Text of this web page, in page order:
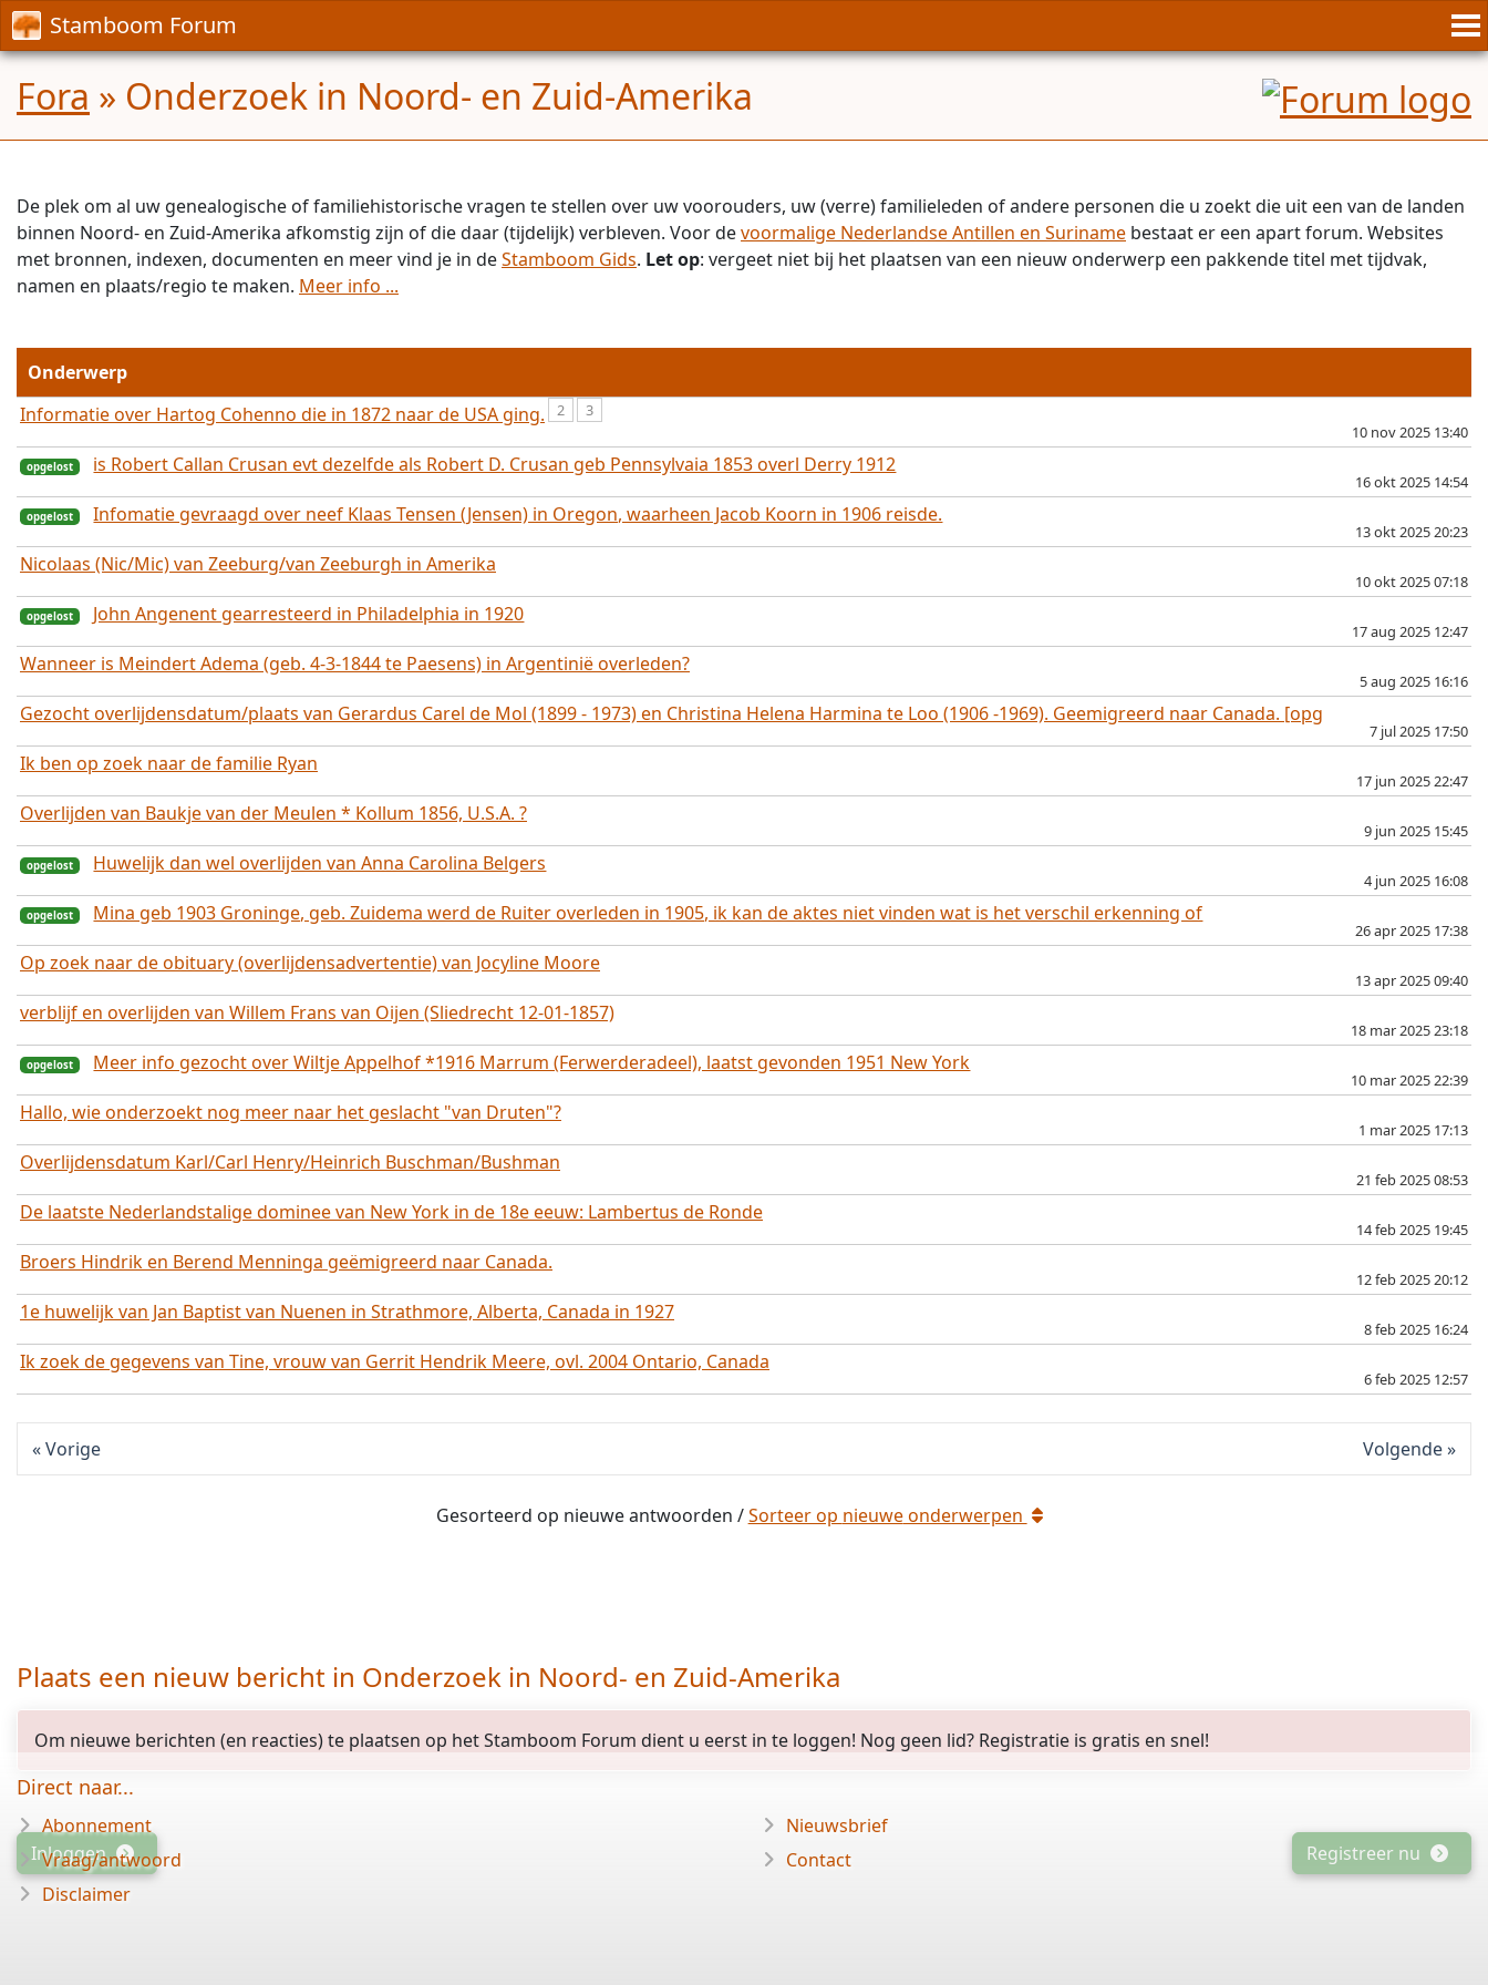
Stamboom Forum
Fora » Onderzoek in Noord- en Zuid-Amerika
De plek om al uw genealogische of familiehistorische vragen te stellen over uw voorouders, uw (verre) familieleden of andere personen die u zoekt die uit een van de landen
binnen Noord- en Zuid-Amerika afkomstig zijn of die daar (tijdelijk) verbleven. Voor devoormalige Nederlandse Antillen en Suriname bestaat er een apart forum. Websites
met bronnen, indexen, documenten en meer vind je in deStamboom Gids. Let op: vergeet niet bij het plaatsen van een nieuw onderwerp een pakkende titel met tijdvak,
namen en plaats/regio te maken. Meer info ...
Onderwerp
Informatie over Hartog Cohenno die in 1872 naar de USA ging.
2
3
10 nov 2025 13:40
is Robert Callan Crusan evt dezelfde als Robert D. Crusan geb Pennsylvaia 1853 overl Derry 1912
16 okt 2025 14:54
opgelost
Infomatie gevraagd over neef Klaas Tensen (Jensen) in Oregon, waarheen Jacob Koorn in 1906 reisde.
13 okt 2025 20:23
Nicolaas (Nic/Mic) van Zeeburg/van Zeeburgh in Amerika
10 okt 2025 07:18
opgelost
John Angenent gearresteerd in Philadelphia in 1920
17 aug 2025 12:47
Wanneer is Meindert Adema (geb. 4-3-1844 te Paesens) in Argentinië overleden?
5 aug 2025 16:16
Gezocht overlijdensdatum/plaats van Gerardus Carel de Mol (1899 - 1973) en Christina Helena Harmina te Loo (1906 -1969). Geemigreerd naar Canada. [opg
7 jul 2025 17:50
Ik ben op zoek naar de familie Ryan
17 jun 2025 22:47
Overlijden van Baukje van der Meulen * Kollum 1856, U.S.A. ?
9 jun 2025 15:45
Huwelijk dan wel overlijden van Anna Carolina Belgers
4 jun 2025 16:08
opgelost
Mina geb 1903 Groninge, geb. Zuidema werd de Ruiter overleden in 1905, ik kan de aktes niet vinden wat is het verschil erkenning of
26 apr 2025 17:38
Op zoek naar de obituary (overlijdensadvertentie) van Jocyline Moore
13 apr 2025 09:40
verblijf en overlijden van Willem Frans van Oijen (Sliedrecht 12-01-1857)
18 mar 2025 23:18
Meer info gezocht over Wiltje Appelhof *1916 Marrum (Ferwerderadeel), laatst gevonden 1951 New York
10 mar 2025 22:39
Hallo, wie onderzoekt nog meer naar het geslacht "van Druten"?
1 mar 2025 17:13
Overlijdensdatum Karl/Carl Henry/Heinrich Buschman/Bushman
21 feb 2025 08:53
De laatste Nederlandstalige dominee van New York in de 18e eeuw: Lambertus de Ronde
14 feb 2025 19:45
Broers Hindrik en Berend Menninga geëmigreerd naar Canada.
12 feb 2025 20:12
1e huwelijk van Jan Baptist van Nuenen in Strathmore, Alberta, Canada in 1927
8 feb 2025 16:24
Ik zoek de gegevens van Tine, vrouw van Gerrit Hendrik Meere, ovl. 2004 Ontario, Canada
6 feb 2025 12:57
Vorige Volgende
Gesorteerd op nieuweantwoorden /Sorteer op nieuweonderwerpen
Plaats een nieuw bericht in Onderzoek in Noord- en Zuid-Amerika
Om nieuwe berichten (en reacties) te plaatsen op het Stamboom Forum dient u eerst in te loggen! Nog geen lid? Registratie is gratis en snel!
Registreer nu
Inloggen
Direct naar...
Abonnement
Vraag/antwoord
Disclaimer
Nieuwsbrief
Contact